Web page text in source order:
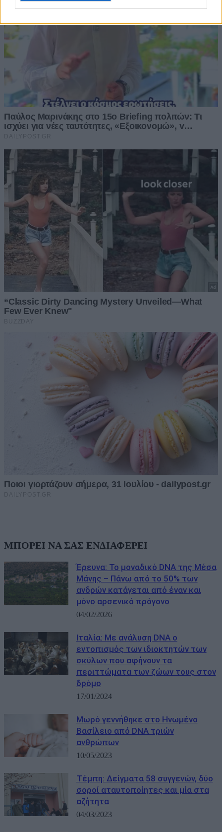
ΜΠΟΡΕΙ ΝΑ ΣΑΣ ΕΝΔΙΑΦΕΡΕΙ
Έρευνα: Το μοναδικό DNA της Μέσα
Μάνης – Πάνω από το 50% των
ανδρών κατάγεται από έναν και
μόνο αρσενικό πρόγονο
04/02/2026
Ιταλία: Με ανάλυση DNA ο
εντοπισμός των ιδιοκτητών των
σκύλων που αφήνουν τα
περιττώματα των ζώων τους στον
δρόμο
17/01/2024
Μωρό γεννήθηκε στο Ηνωμένο
Βασίλειο από DNA τριών
ανθρώπων
10/05/2023
Τέμπη: Δείγματα 58 συγγενών, δύο
σοροί αταυτοποίητες και μία στα
αζήτητα
04/03/2023